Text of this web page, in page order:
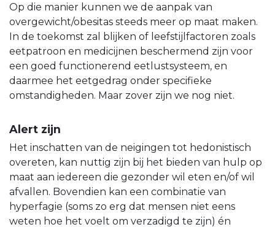
Op die manier kunnen we de aanpak van
overgewicht/obesitas steeds meer op maat maken.
In de toekomst zal blijken of leefstijlfactoren zoals
eetpatroon en medicijnen beschermend zijn voor
een goed functionerend eetlustsysteem, en
daarmee het eetgedrag onder specifieke
omstandigheden. Maar zover zijn we nog niet.
Alert zijn
Het inschatten van de neigingen tot hedonistisch
overeten, kan nuttig zijn bij het bieden van hulp op
maat aan iedereen die gezonder wil eten en/of wil
afvallen. Bovendien kan een combinatie van
hyperfagie (soms zo erg dat mensen niet eens
weten hoe het voelt om verzadigd te zijn) én